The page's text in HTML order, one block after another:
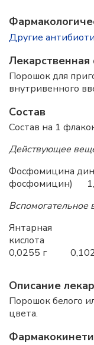
Другие
Порошок для
внутривенного
Состав
Состав на 1
Действующее
Фосфомицина
Вспомогательное
Янтарная
0,0255 г
Описание
Порошок белого
цвета.